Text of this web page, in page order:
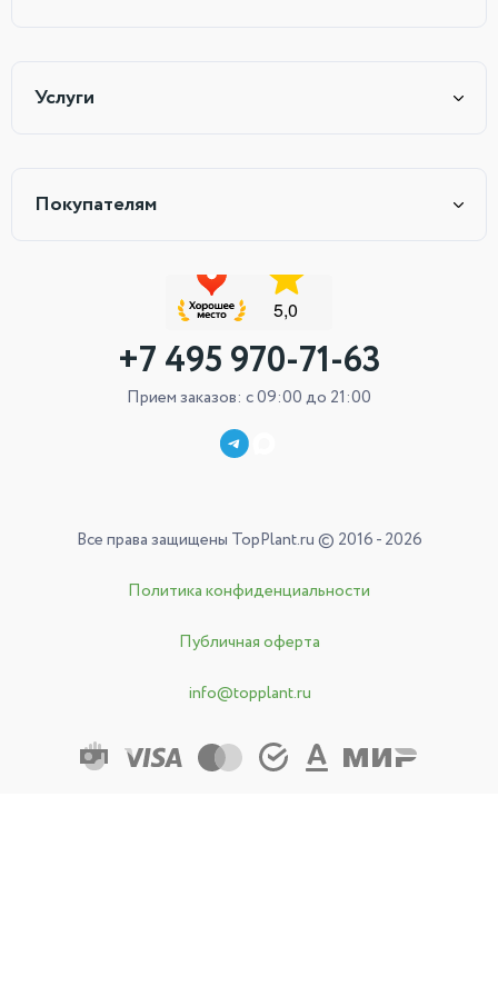
Услуги
Покупателям
+7 495 970-71-63
Прием заказов: с 09:00 до 21:00
Все права защищены TopPlant.ru © 2016 - 2026
Политика конфиденциальности
Публичная оферта
info@topplant.ru